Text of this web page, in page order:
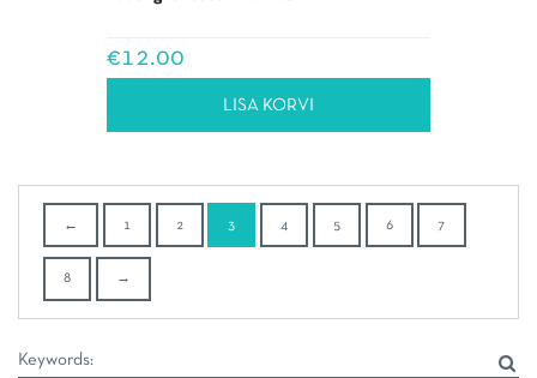
€12.00
LISA KORVI
← 1 2 3 4 5 6 7
8 →